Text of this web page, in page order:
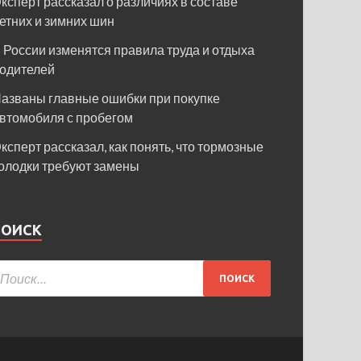
и зимних шин
России изменятся правила труда и отдыха
главные ошибки при покупке
с пробегом
рассказал, как понять, что тормозные
требуют замены